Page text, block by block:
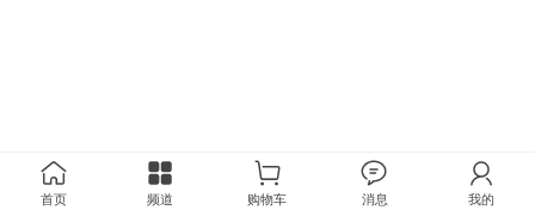
首页 频道 购物车 消息 我的